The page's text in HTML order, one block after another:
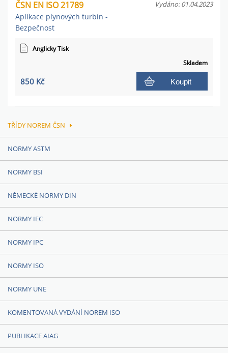
ČSN EN ISO 21789
Aplikace plynových turbín -
Bezpečnost
Vydáno: 01.04.2023
Anglicky Tisk
Skladem
850 Kč Koupit
TŘÍDY NOREM ČSN
NORMY ASTM
NORMY BSI
NĚMECKÉ NORMY DIN
NORMY IEC
NORMY IPC
NORMY ISO
NORMY UNE
KOMENTOVANÁ VYDÁNÍ NOREM ISO
PUBLIKACE AIAG